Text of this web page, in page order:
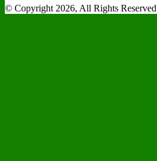
© Copyright 2026, All Rights Reserved